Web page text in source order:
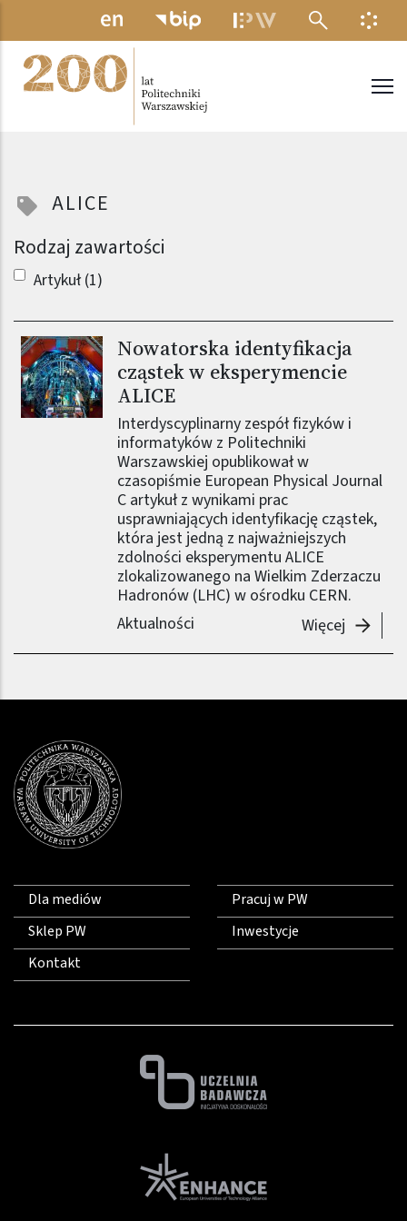
Przejdź do treści
MENU
ALICE
Rodzaj zawartości
Artykuł (1)
Nowatorska identyfikacja
cząstek w eksperymencie
ALICE
Interdyscyplinarny zespół fizyków i
informatyków z Politechniki
Warszawskiej opublikował w
czasopiśmie European Physical Journal
C artykuł z wynikami prac
usprawniających identyfikację cząstek,
która jest jedną z najważniejszych
zdolności eksperymentu ALICE
zlokalizowanego na Wielkim Zderzaczu
Hadronów (LHC) w ośrodku CERN.
Aktualności
Więcej
Dla mediów
Sklep PW
Kontakt
Pracuj w PW
Inwestycje